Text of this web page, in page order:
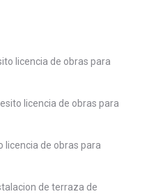
licencia de obras para
licencia de obras para
licencia de obras para
de terraza de